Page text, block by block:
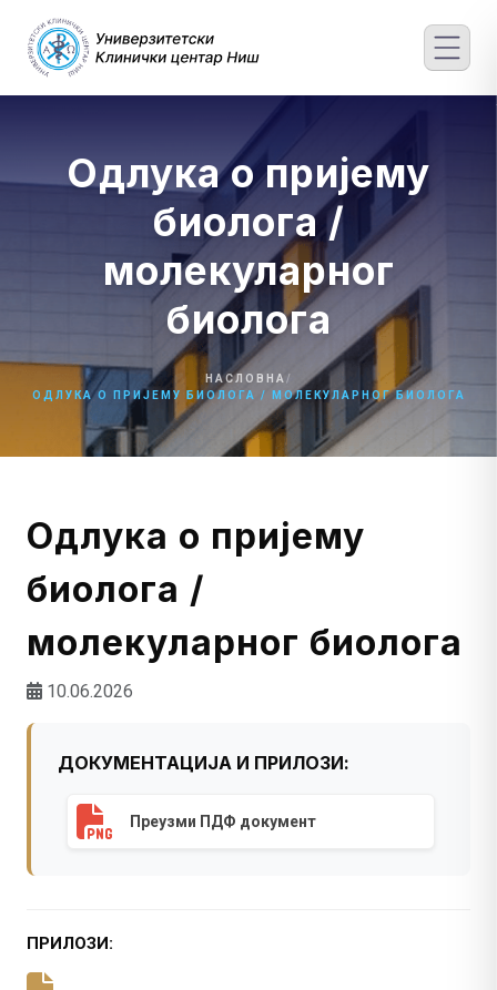
content
Одлука о пријему
биолога /
молекуларног
биолога
НАСЛОВНА /
ОДЛУКА О ПРИЈЕМУ БИОЛОГА / МОЛЕКУЛАРНОГ БИОЛОГА
Одлука о пријему
биолога /
молекуларног биолога
10.06.2026
ДОКУМЕНТАЦИЈА И ПРИЛОЗИ:
Преузми ПДФ документ
ПРИЛОЗИ: